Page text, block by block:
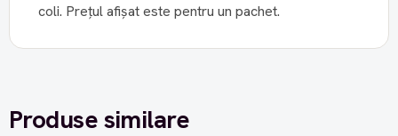
coli. Prețul afișat este pentru un pachet.
Produse similare